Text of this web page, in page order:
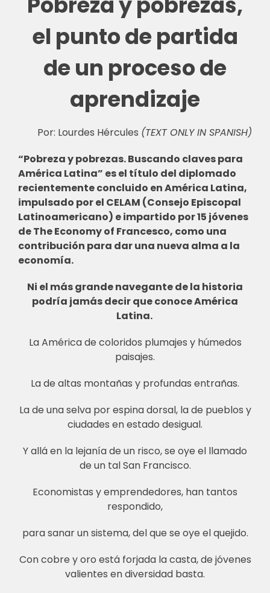
🎧 EoF RADIO
el punto de partida
de un proceso de
aprendizaje
Por: Lourdes Hércules (TEXT ONLY IN SPANISH)
“Pobreza y pobrezas. Buscando claves para
América Latina” es el título del diplomado
recientemente concluido en América Latina,
impulsado por el CELAM (Consejo Episcopal
Latinoamericano) e impartido por 15 jóvenes
de The Economy of Francesco, como una
contribución para dar una nueva alma a la
economía.
Ni el más grande navegante de la historia
podría jamás decir que conoce América
Latina.
La América de coloridos plumajes y húmedos
paisajes.
La de altas montañas y profundas entrañas.
La de una selva por espina dorsal, la de pueblos y
ciudades en estado desigual.
Y allá en la lejanía de un risco, se oye el llamado
de un tal San Francisco.
Economistas y emprendedores, han tantos
respondido,
para sanar un sistema, del que se oye el quejido.
Con cobre y oro está forjada la casta, de jóvenes
valientes en diversidad basta.